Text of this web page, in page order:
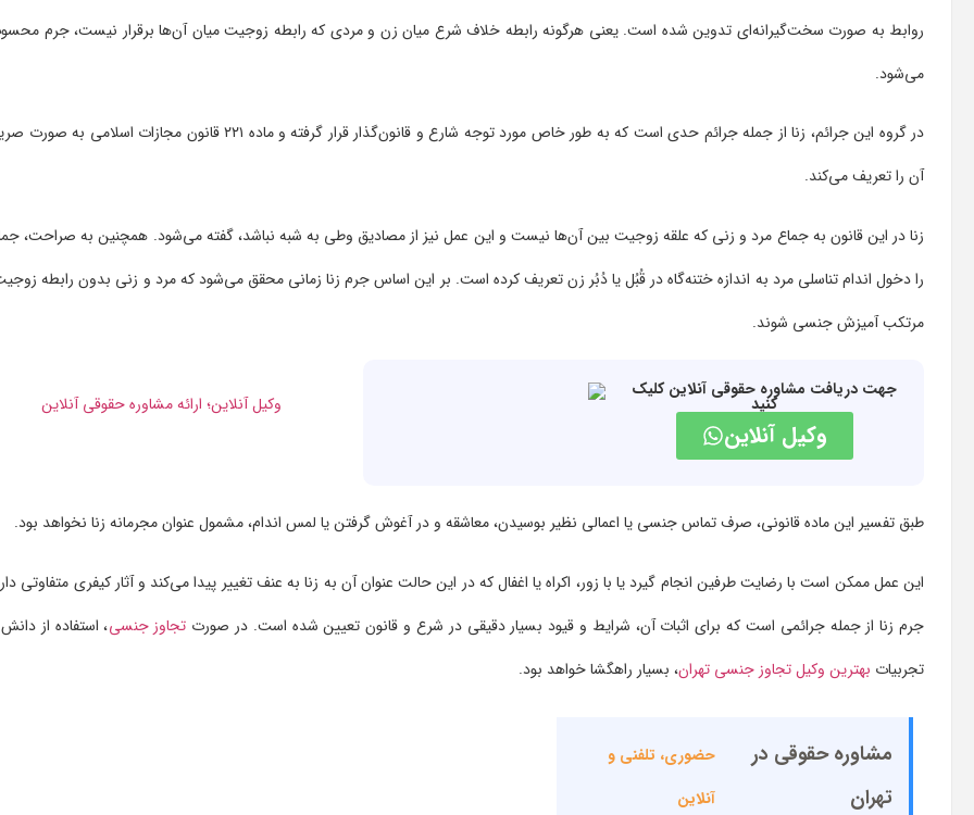
روابط به صورت سخت‌گیرانه‌ای تدوین شده است. یعنی هرگونه رابطه خلاف شرع میان زن و مردی که رابطه زوجیت میان آن‌ها برقرار نیست، جرم
می‌شود.
در گروه این جرائم، زنا از جمله جرائم حدی است که به طور خاص مورد توجه شارع و قانون‌گذار قرار گرفته و ماده ۲۲۱ قانون مجازات اسلامی به
آن را تعریف می‌کند.
زنا در این قانون به جماع مرد و زنی که علقه زوجیت بین آن‌ها نیست و این عمل نیز از مصادیق وطی به شبه نباشد، گفته می‌شود. همچنین به صراحت،
را دخول اندام تناسلی مرد به اندازه ختنه‌گاه در قُبُل یا دُبُر زن تعریف کرده است. بر این اساس جرم زنا زمانی محقق می‌شود که مرد و زنی بدون رابطه
مرتکب آمیزش جنسی شوند.
جهت دریافت مشاوره حقوقی آنلاین کلیک
کنید
وکیل آنلاین
طبق تفسیر این ماده قانونی، صرف تماس جنسی یا اعمالی نظیر بوسیدن، معاشقه و در آغوش گرفتن یا لمس اندام، مشمول عنوان مجرمانه زنا نخواهد بود.
این عمل ممکن است با رضایت طرفین انجام گیرد یا با زور، اکراه یا اغفال که در این حالت عنوان آن به زنا به عنف تغییر پیدا می‌کند و آثار کیفری متفاوتی
جرم زنا از جمله جرائمی است که برای اثبات آن، شرایط و قیود بسیار دقیقی در شرع و قانون تعیین شده است. در صورت تجاوز جنسی، استفاده از
تجربیات بهترین وکیل تجاوز جنسی تهران، بسیار راهگشا خواهد بود.
مشاوره حقوقی در
تهران
حضوری، تلفنی و
آنلاین